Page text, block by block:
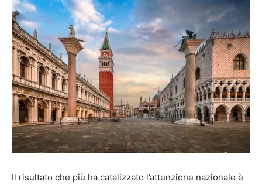
Il risultato che più ha catalizzato l’attenzione nazionale è